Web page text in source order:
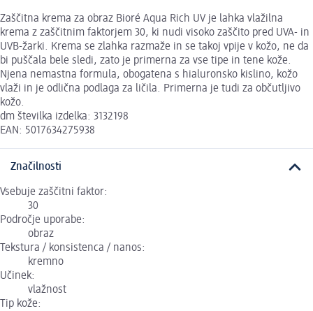
Zaščitna krema za obraz Bioré Aqua Rich UV je lahka vlažilna
krema z zaščitnim faktorjem 30, ki nudi visoko zaščito pred UVA- in
UVB-žarki. Krema se zlahka razmaže in se takoj vpije v kožo, ne da
bi puščala bele sledi, zato je primerna za vse tipe in tene kože.
Njena nemastna formula, obogatena s hialuronsko kislino, kožo
vlaži in je odlična podlaga za ličila. Primerna je tudi za občutljivo
kožo.
dm številka izdelka: 3132198
EAN: 5017634275938
Značilnosti
Vsebuje zaščitni faktor:
30
Področje uporabe:
obraz
Tekstura / konsistenca / nanos:
kremno
Učinek:
vlažnost
Tip kože: